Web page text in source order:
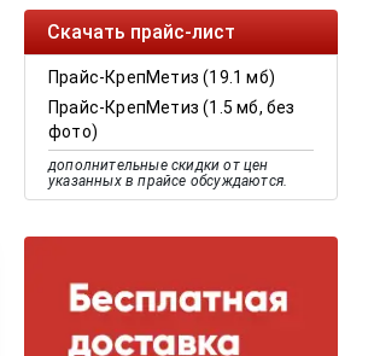
Скачать прайс-лист
Прайс-КрепМетиз (19.1 мб)
Прайс-КрепМетиз (1.5 мб, без
фото)
дополнительные скидки от цен
указанных в прайсе обсуждаются.